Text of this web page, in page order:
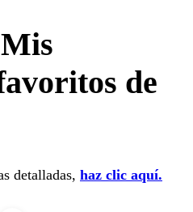
de
detalladas, haz clic aquí.